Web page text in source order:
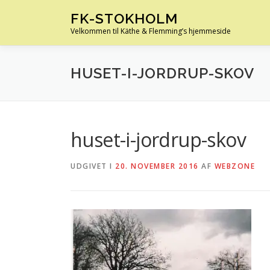
FK-STOKHOLM
Velkommen til Käthe & Flemming’s hjemmeside
HUSET-I-JORDRUP-SKOV
huset-i-jordrup-skov
UDGIVET I 20. NOVEMBER 2016 AF WEBZONE